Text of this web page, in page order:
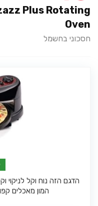
Plus Rotating
Oven
חסכוני בחשמל
הדגם הזה נוח וקל לניקוי
המון מאכלים